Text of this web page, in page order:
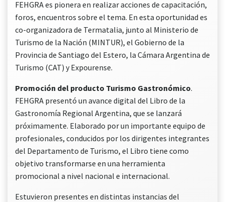
FEHGRA es pionera en realizar acciones de capacitación,
foros, encuentros sobre el tema. En esta oportunidad es
co-organizadora de Termatalia, junto al Ministerio de
Turismo de la Nación (MINTUR), el Gobierno de la
Provincia de Santiago del Estero, la Cámara Argentina de
Turismo (CAT) y Expourense.
Promoción del producto Turismo Gastronómico.
FEHGRA presentó un avance digital del Libro de la
Gastronomía Regional Argentina, que se lanzará
próximamente. Elaborado por un importante equipo de
profesionales, conducidos por los dirigentes integrantes
del Departamento de Turismo, el Libro tiene como
objetivo transformarse en una herramienta
promocional a nivel nacional e internacional.
Estuvieron presentes en distintas instancias del